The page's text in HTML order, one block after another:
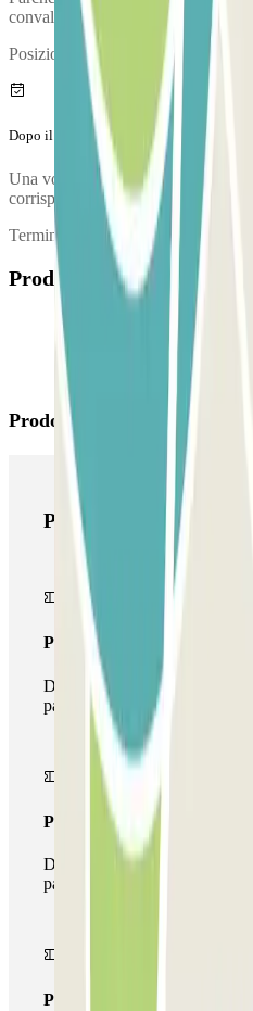
convalidare la tua prenotazione.
Posizione della cabina di controllo:
Dopo il tuo viaggio
Una volta recuperate le tue valigie,
corrispondente.
Terminal T1
Prodotti disponibili
Prodotti di Parclick
Prodotti di Parclick
Pass unico
Durante il tuo soggiorno potrai
parcheggio una sola volta
Pass multiparking
Durante il tuo soggiorno
parcheggi disponibili su
Pass illlimitato